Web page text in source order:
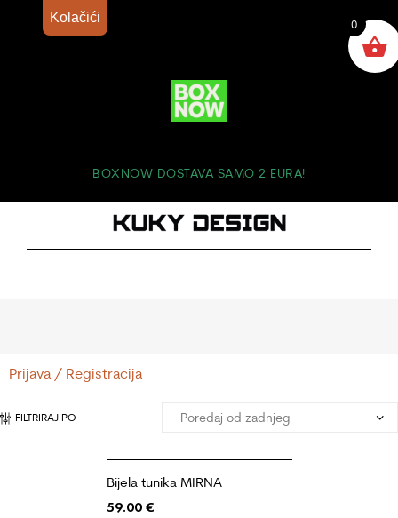
BOXNOW DOSTAVA SAMO 2 EURA!
Prijava / Registracija
FILTRIRAJ PO
Bijela tunika MIRNA
59.00 €
0
Kolačići